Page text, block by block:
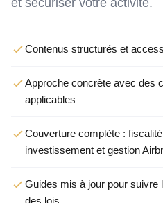
et sécuriser votre activité.
Contenus structurés et
Approche concrète avec des
applicables
Couverture complète :
investissement et gestion
Guides mis à jour pour suivre
des lois